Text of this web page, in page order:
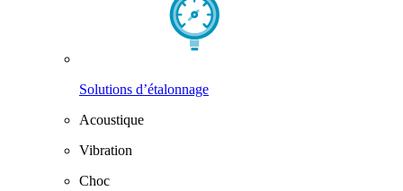
Solutions d’étalonnage
Acoustique
Vibration
Choc